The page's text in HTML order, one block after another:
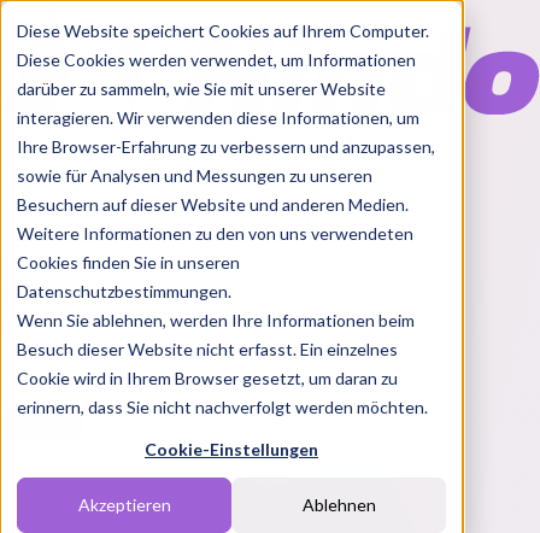
Diese Website speichert Cookies auf Ihrem Computer.
Diese Cookies werden verwendet, um Informationen
darüber zu sammeln, wie Sie mit unserer Website
interagieren. Wir verwenden diese Informationen, um
Ihre Browser-Erfahrung zu verbessern und anzupassen,
sowie für Analysen und Messungen zu unseren
Besuchern auf dieser Website und anderen Medien.
Weitere Informationen zu den von uns verwendeten
Cookies finden Sie in unseren
Datenschutzbestimmungen.
Wenn Sie ablehnen, werden Ihre Informationen beim
Besuch dieser Website nicht erfasst. Ein einzelnes
Cookie wird in Ihrem Browser gesetzt, um daran zu
erinnern, dass Sie nicht nachverfolgt werden möchten.
Cookie-Einstellungen
Akzeptieren Ablehnen
Features
Solutions
BlogChartsRabatt CodesPakete
Login